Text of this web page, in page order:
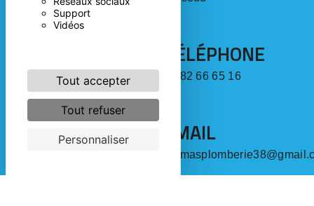
Support
Vidéos
Tout accepter
Tout refuser
Personnaliser
TÉLÉPHONE
06 82 66 65 16
EMAIL